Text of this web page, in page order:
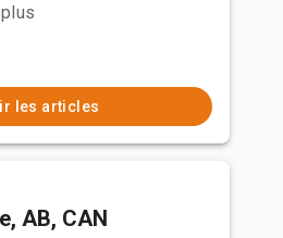
les articles
AB, CAN